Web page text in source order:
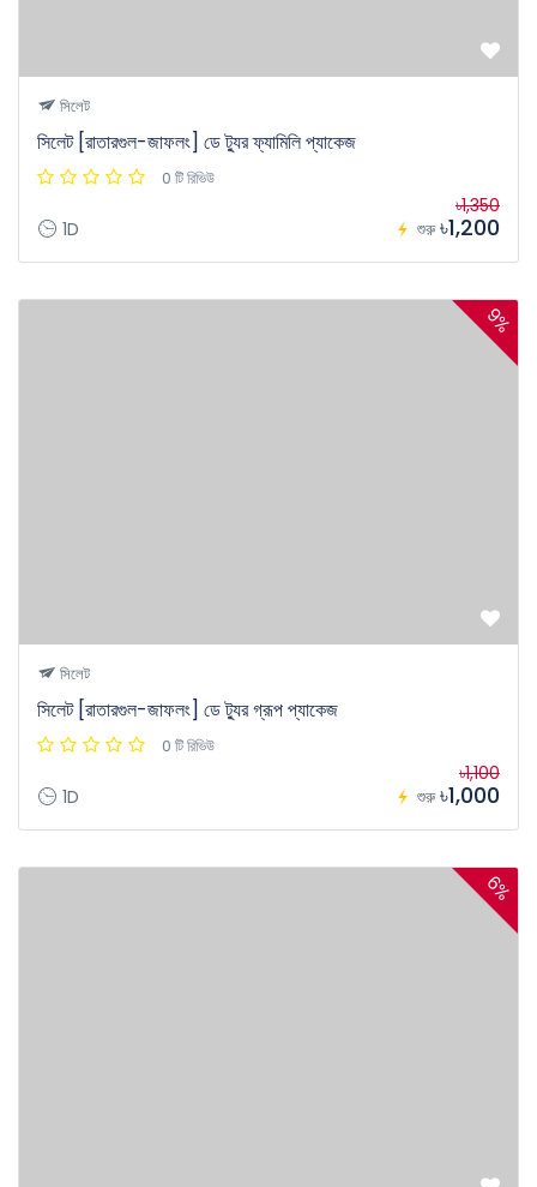
সিলেট
সিলেট [রাতারগুল-জাফলং] ডে ট্যুর ফ্যামিলি প্যাকেজ
0 টি রিভিউ
1D শুরু
৳1,350
৳1,200
9%
সিলেট
সিলেট [রাতারগুল-জাফলং] ডে ট্যুর গ্রূপ প্যাকেজ
0 টি রিভিউ
1D শুরু
৳1,100
৳1,000
6%